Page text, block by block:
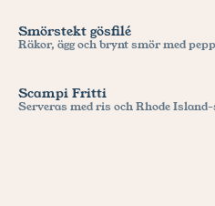
Smörstekt gösfilé
Räkor, ägg och brynt smör med
Scampi Fritti
Serveras med ris och Rhode